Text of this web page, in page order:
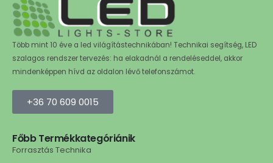
Több mint 10 éve a led világítástechnikában! Technikai segítség, LED
szalagos rendszer tervezés: ha elakadnál a rendeléseddel, akkor
mindenképpen hívd az oldalon lévő telefonszámot.
+36 70 609 0015
Főbb Termékkategóriánik
Forrasztás Technika